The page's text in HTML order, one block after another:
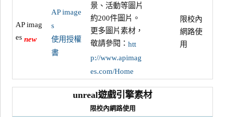
AP imag
esnew
AP image
s
使用授權
書
景、活動等圖片
約200件圖片。
更多圖片素材，
敬請參閱：htt
p://www.apimag
es.com/Home
限校內
網路使
用
unreal遊戲引擎素材
限校內網路使用